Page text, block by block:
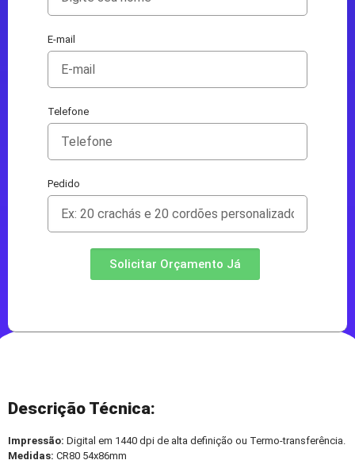
E-mail
Telefone
Pedido
Solicitar Orçamento Já
Descrição Técnica:
Impressão: Digital em 1440 dpi de alta definição ou Termo-transferência.
Medidas: CR80 54x86mm